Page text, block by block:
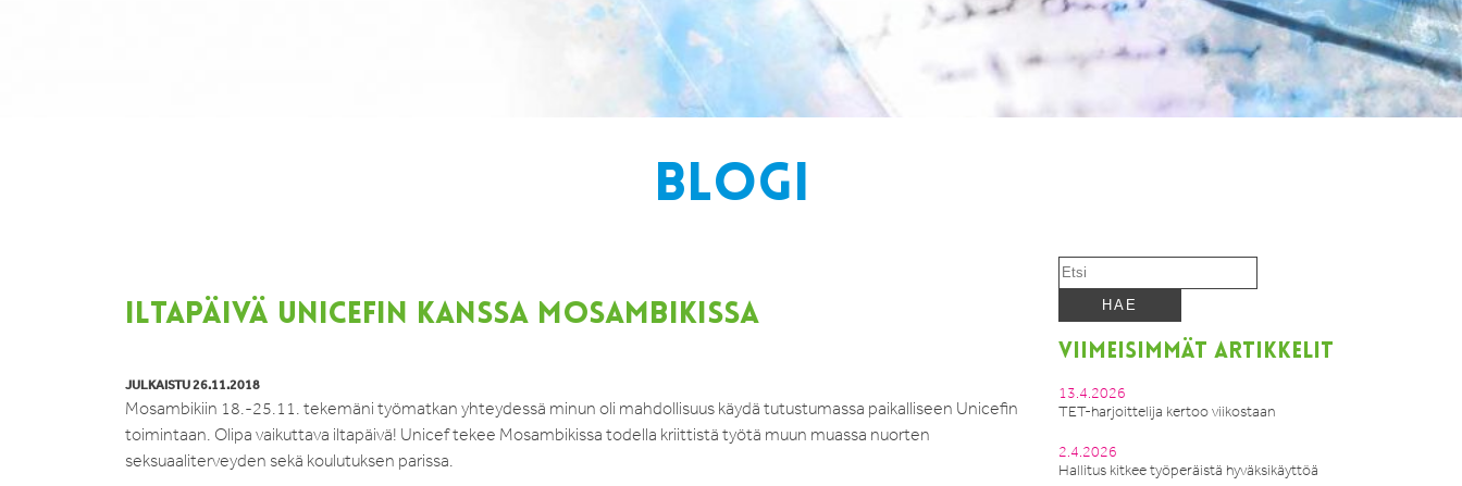
BLOGI
ILTAPÄIVÄ UNICEFIN KANSSA MOSAMBIKISSA
JULKAISTU 26.11.2018
Mosambikiin 18.-25.11. tekemäni työmatkan yhteydessä minun oli mahdollisuus käydä tutustumassa paikalliseen Unicefin
toimintaan. Olipa vaikuttava iltapäivä! Unicef tekee Mosambikissa todella kriittistä työtä muun muassa nuorten
seksuaaliterveyden sekä koulutuksen parissa.
VIIMEISIMMÄT ARTIKKELIT
13.4.2026
TET-harjoittelija kertoo viikostaan
2.4.2026
Hallitus kitkee työperäistä hyväksikäyttöä